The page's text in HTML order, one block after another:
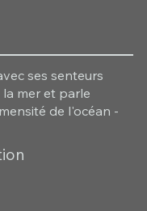
ses senteurs
mer et parle
de l'océan -